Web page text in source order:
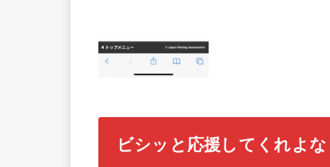
ビシッと応援してくれよな